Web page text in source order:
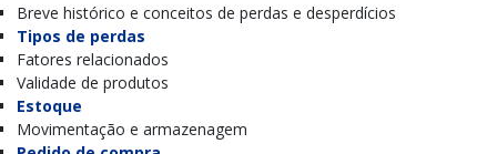
Breve histórico e conceitos de perdas e desperdícios
Tipos de perdas
Fatores relacionados
Validade de produtos
Estoque
Movimentação e armazenagem